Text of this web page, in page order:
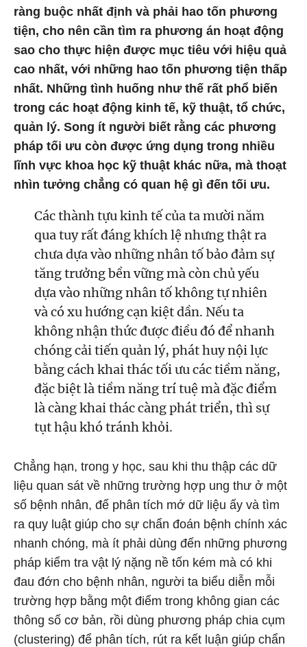
ràng buộc nhất định và phải hao tốn phương
tiện, cho nên cần tìm ra phương án hoạt động
sao cho thực hiện được mục tiêu với hiệu quả
cao nhất, với những hao tốn phương tiện thấp
nhất. Những tình huống như thế rất phổ biến
trong các hoạt động kinh tế, kỹ thuật, tổ chức,
quản lý. Song ít người biết rằng các phương
pháp tối ưu còn được ứng dụng trong nhiều
lĩnh vực khoa học kỹ thuật khác nữa, mà thoạt
nhìn tưởng chẳng có quan hệ gì đến tối ưu.
Các thành tựu kinh tế của ta mười năm
qua tuy rất đáng khích lệ nhưng thật ra
chưa dựa vào những nhân tố bảo đảm sự
tăng trưởng bền vững mà còn chủ yếu
dựa vào những nhân tố không tự nhiên
và có xu hướng cạn kiệt dần. Nếu ta
không nhận thức được điều đó để nhanh
chóng cải tiến quản lý, phát huy nội lực
bằng cách khai thác tối ưu các tiềm năng,
đặc biệt là tiềm năng trí tuệ mà đặc điểm
là càng khai thác càng phát triển, thì sự
tụt hậu khó tránh khỏi.
Chẳng hạn, trong y học, sau khi thu thập các dữ
liệu quan sát về những trường hợp ung thư ở một
số bệnh nhân, để phân tích mớ dữ liệu ấy và tìm
ra quy luật giúp cho sự chẩn đoán bệnh chính xác
nhanh chóng, mà ít phải dùng đến những phương
pháp kiểm tra vật lý nặng nề tốn kém mà có khi
đau đớn cho bệnh nhân, người ta biểu diễn mỗi
trường hợp bằng một điểm trong không gian các
thông số cơ bản, rồi dùng phương pháp chia cụm
(clustering) để phân tích, rút ra kết luận giúp chẩn